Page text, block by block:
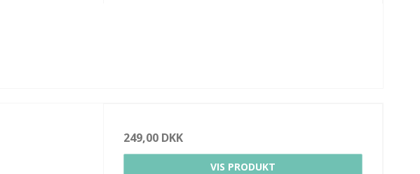
249,00 DKK
VIS PRODUKT